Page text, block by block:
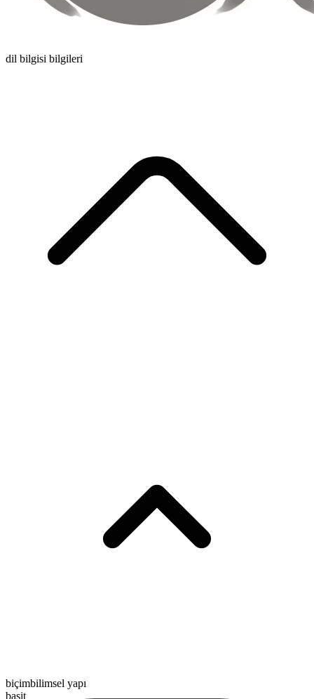
dil bilgisi bilgileri
biçimbilimsel yapı
basit